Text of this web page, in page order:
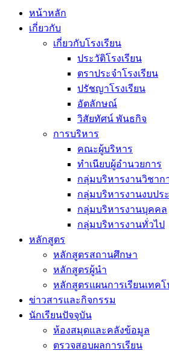
หน้าหลัก
เกี่ยวกับ
เกี่ยวกับโรงเรียน
ประวัติโรงเรียน
ตราประจำโรงเรียน
ปรัชญาโรงเรียน
อัตลักษณ์
วิสัยทัศน์ พันธกิจ
การบริหาร
คณะผู้บริหาร
ทำเนียบผู้อำนวยการ
กลุ่มบริหารงานวิชาก
กลุ่มบริหารงานงบป
กลุ่มบริหารงานบุคคล
กลุ่มบริหารงานทั่วไป
หลักสูตร
หลักสูตรสถานศึกษา
หลักสูตรผู้นำ
หลักสูตรแผนการเรียนเทค
ข่าวสารและกิจกรรม
นักเรียนปัจจุบัน
ห้องสมุดและคลังข้อมูล
ตรวจสอบผลการเรียน